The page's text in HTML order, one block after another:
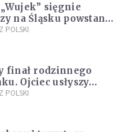
sięgnie
na Śląsku powstanie
POLSKI
finał rodzinnego
Ojciec usłyszy
POLSKI